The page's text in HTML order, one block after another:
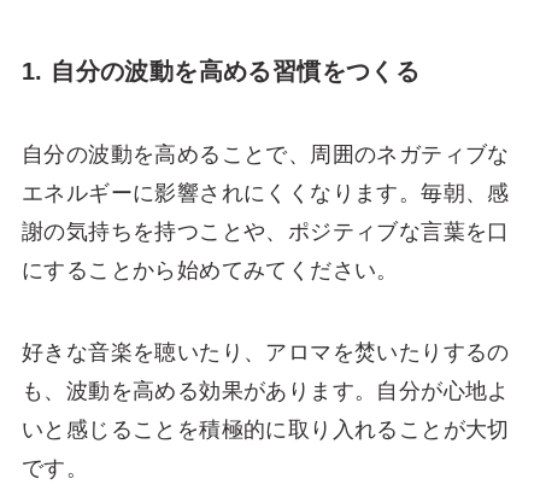
1. 自分の波動を高める習慣をつくる
自分の波動を高めることで、周囲のネガティブな
エネルギーに影響されにくくなります。毎朝、感
謝の気持ちを持つことや、ポジティブな言葉を口
にすることから始めてみてください。
好きな音楽を聴いたり、アロマを焚いたりするの
も、波動を高める効果があります。自分が心地よ
いと感じることを積極的に取り入れることが大切
です。